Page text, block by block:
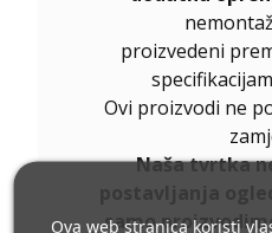
proizvedeni
Ovi proizvodi ne
Naša tvrtka
samo
Ova web stranica koristi